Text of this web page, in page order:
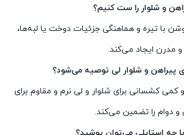
و شلوار را ست کنیم؟
با تیره و هماهنگی جزئیات دوخت یا لبه‌ها،
مدرن ایجاد می‌کند.
پیراهن و شلوار لی توصیه می‌شود؟
کمی کشسانی برای شلوار و لی نرم و مقاوم برای
و دوام را تضمین می‌کند.